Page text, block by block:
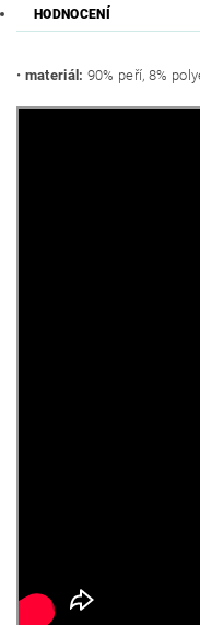
HODNOCENÍ
• materiál: 90% peří, 8%